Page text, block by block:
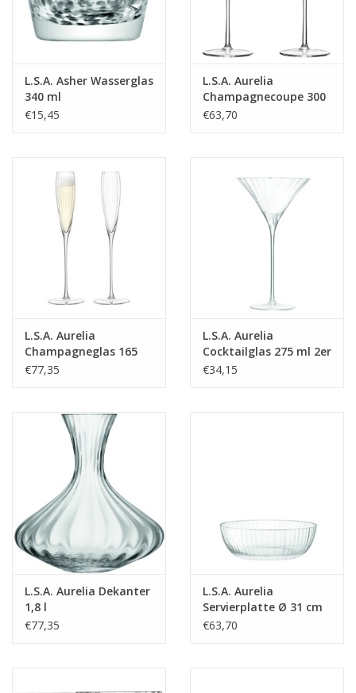
L.S.A. Asher Wasserglas
340 ml
€15,45
L.S.A. Aurelia
Champagnecoupe 300
ml Set van 2 Stuks
€63,70
L.S.A. Aurelia
Champagneglas 165
ml Set van 2 Stuks
€77,35
L.S.A. Aurelia
Cocktailglas 275 ml 2er
Set
€34,15
L.S.A. Aurelia Dekanter
1,8 l
€77,35
L.S.A. Aurelia
Servierplatte Ø 31 cm
€63,70